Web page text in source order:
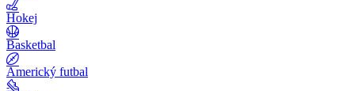
Hokej
Basketbal
Americký futbal